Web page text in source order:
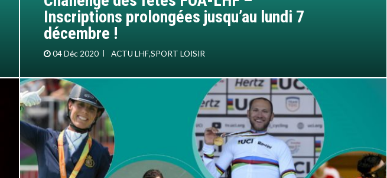
Inscriptions prolongées jusqu’au lundi 7
décembre !
04 Déc 2020 ACTU LHF,SPORT LOISIR